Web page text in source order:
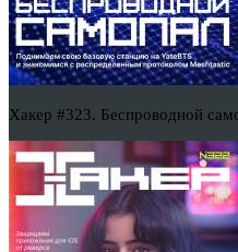
Хакер #323. Беспроводной